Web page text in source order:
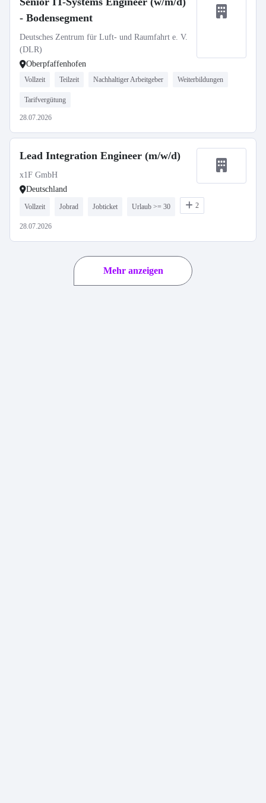
- Bodensegment
Deutsches Zentrum für Luft- und Raumfahrt e. V.
(DLR)
Oberpfaffenhofen
Vollzeit Teilzeit Nachhaltiger Arbeitgeber Weiterbildungen
Tarifvergütung
28.07.2026
Lead Integration Engineer (m/w/d)
x1F GmbH
Deutschland
Vollzeit Jobrad Jobticket Urlaub >= 30 2
28.07.2026
Mehr anzeigen